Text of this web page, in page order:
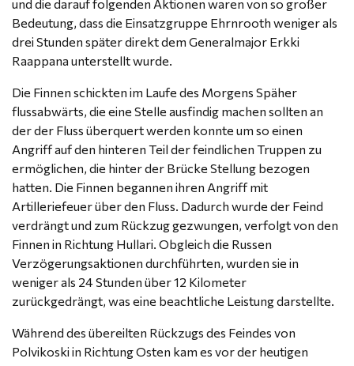
und die darauf folgenden Aktionen waren von so großer
Bedeutung, dass die Einsatzgruppe Ehrnrooth weniger als
drei Stunden später direkt dem Generalmajor Erkki
Raappana unterstellt wurde.
Die Finnen schickten im Laufe des Morgens Späher
flussabwärts, die eine Stelle ausfindig machen sollten an
der der Fluss überquert werden konnte um so einen
Angriff auf den hinteren Teil der feindlichen Truppen zu
ermöglichen, die hinter der Brücke Stellung bezogen
hatten. Die Finnen begannen ihren Angriff mit
Artilleriefeuer über den Fluss. Dadurch wurde der Feind
verdrängt und zum Rückzug gezwungen, verfolgt von den
Finnen in Richtung Hullari. Obgleich die Russen
Verzögerungsaktionen durchführten, wurden sie in
weniger als 24 Stunden über 12 Kilometer
zurückgedrängt, was eine beachtliche Leistung darstellte.
Während des übereilten Rückzugs des Feindes von
Polvikoski in Richtung Osten kam es vor der heutigen